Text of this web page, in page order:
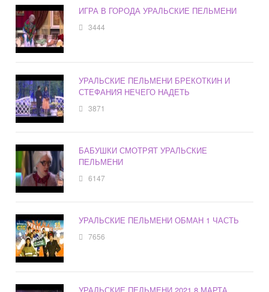
ИГРА В ГОРОДА УРАЛЬСКИЕ ПЕЛЬМЕНИ
3444
УРАЛЬСКИЕ ПЕЛЬМЕНИ БРЕКОТКИН И
СТЕФАНИЯ НЕЧЕГО НАДЕТЬ
3871
БАБУШКИ СМОТРЯТ УРАЛЬСКИЕ
ПЕЛЬМЕНИ
6147
УРАЛЬСКИЕ ПЕЛЬМЕНИ ОБМАН 1 ЧАСТЬ
7656